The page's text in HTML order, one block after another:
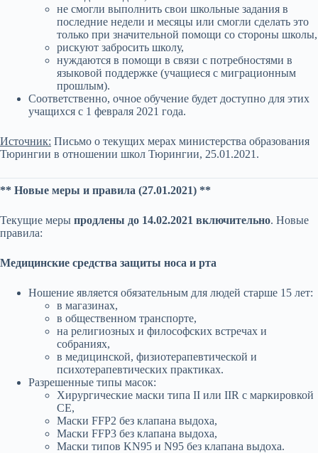
не смогли выполнить свои школьные задания в
последние недели и месяцы или смогли сделать это
только при значительной помощи со стороны школы,
рискуют забросить школу,
нуждаются в помощи в связи с потребностями в
языковой поддержке (учащиеся с миграционным
прошлым).
Соответственно, очное обучение будет доступно для этих
учащихся с 1 февраля 2021 года.
Источник: Письмо о текущих мерах министерства образования
Тюрингии в отношении школ Тюрингии, 25.01.2021.
** Новые меры и правила (27.01.2021) **
Текущие меры продлены до 14.02.2021 включительно. Новые
правила:
Медицинские средства защиты носа и рта
Ношение является обязательным для людей старше 15 лет:
в магазинах,
в общественном транспорте,
на религиозных и философских встречах и
собраниях,
в медицинской, физиотерапевтической и
психотерапевтических практиках.
Разрешенные типы масок:
Хирургические маски типа II или IIR с маркировкой
CE,
Маски FFP2 без клапана выдоха,
Маски FFP3 без клапана выдоха,
Маски типов KN95 и N95 без клапана выдоха.